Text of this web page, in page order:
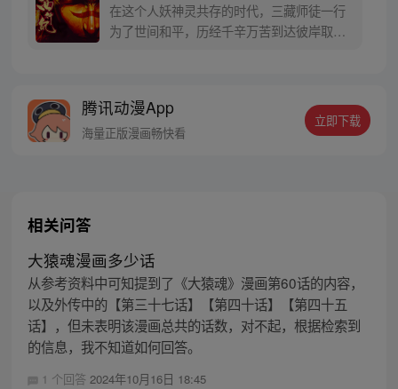
在这个人妖神灵共存的时代，三藏师徒一行
为了世间和平，历经千辛万苦到达彼岸取
辞万难，找到唐三藏大法师，和他一起重新
寻回徒弟们，组成全新“西行小队”，再度踏
腾讯动漫App
海量正版漫画畅快看
立即下载
相关问答
大猿魂漫画多少话
从参考资料中可知提到了《大猿魂》漫画第60话的内容，
以及外传中的【第三十七话】【第四十话】【第四十五
话】，但未表明该漫画总共的话数，对不起，根据检索到
的信息，我不知道如何回答。
1 个回答 2024年10月16日 18:45